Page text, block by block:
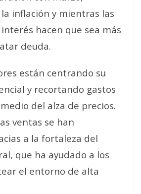
inflación y mientras las
hacen que sea más
deuda.
están centrando su
y recortando gastos
del alza de precios.
ventas se han
a la fortaleza del
que ha ayudado a los
el entorno de alta